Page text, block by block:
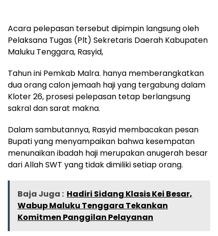
Acara pelepasan tersebut dipimpin langsung oleh
Pelaksana Tugas (Plt) Sekretaris Daerah Kabupaten
Maluku Tenggara, Rasyid,
Tahun ini Pemkab Malra. hanya memberangkatkan
dua orang calon jemaah haji yang tergabung dalam
Kloter 26, prosesi pelepasan tetap berlangsung
sakral dan sarat makna.
Dalam sambutannya, Rasyid membacakan pesan
Bupati yang menyampaikan bahwa kesempatan
menunaikan ibadah haji merupakan anugerah besar
dari Allah SWT yang tidak dimiliki setiap orang.
Baja Juga : Hadiri Sidang Klasis Kei Besar,
Wabup Maluku Tenggara Tekankan
Komitmen Panggilan Pelayanan